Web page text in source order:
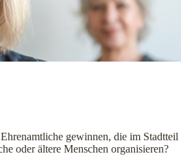
gewinnen, die im Stadtteil
oder ältere Menschen organisieren?